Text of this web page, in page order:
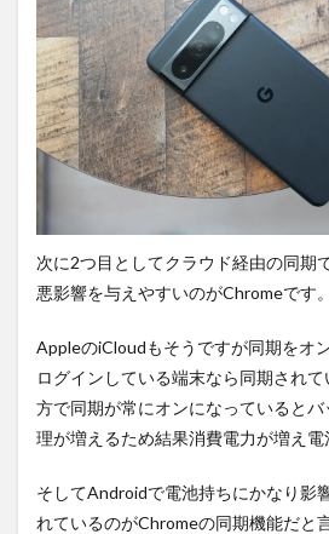
次に2つ目としてクラウド経由の同期
悪影響を与えやすいのがChromeです。
AppleのiCloudもそうですが同期をオ
ログインしている端末なら同期され
方で同期が常にオンになっていると
理が増えるため結果消費電力が増え電
そしてAndroidで電池持ちにかなり影
れているのがChromeの同期機能だと